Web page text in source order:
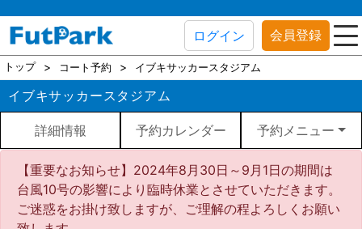
ログイン 会員登録
トップ コート予約 イブキサッカースタジアム
イブキサッカースタジアム
詳細情報 予約カレンダー 予約メニュー
【重要なお知らせ】2024年8月30日～9月1日の期間は
台風10号の影響により臨時休業とさせていただきます。
ご迷惑をお掛け致しますが、ご理解の程よろしくお願い